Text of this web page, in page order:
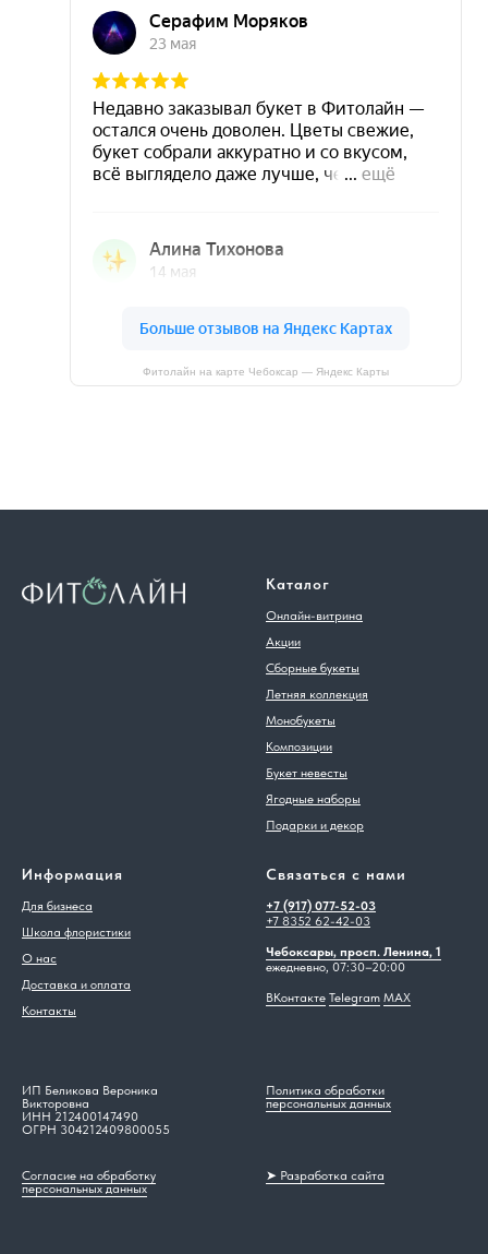
Фитолайн на карте Чебоксар — Яндекс Карты
Каталог
Онлайн-витрина
Акции
Сборные букеты
Летняя коллекция
Монобукеты
Композиции
Букет невесты
Ягодные наборы
Подарки и декор
Информация
Для бизнеса
Школа флористики
О нас
Доставка и оплата
Контакты
Связаться с нами
+7 (917) 077-52-03
+7 8352 62-42-03
Чебоксары, просп. Ленина, 1
ежедневно, 07:30–20:00
ВКонтакте Telegram MAX
ИП Беликова Вероника
Викторовна
ИНН 212400147490
ОГРН 304212409800055
Политика обработки
персональных данных
Согласие на обработку
персональных данных
➤ Разработка сайта